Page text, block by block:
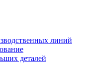
линий
деталей